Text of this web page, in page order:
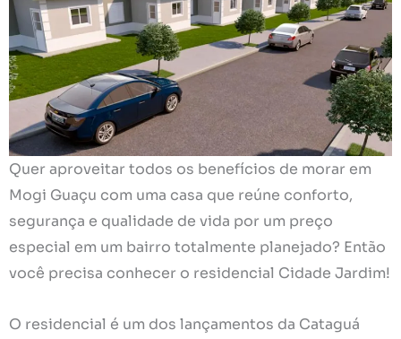
Quer aproveitar todos os benefícios de morar em
Mogi Guaçu com uma casa que reúne conforto,
segurança e qualidade de vida por um preço
especial em um bairro totalmente planejado? Então
você precisa conhecer o residencial Cidade Jardim!
O residencial é um dos lançamentos da Cataguá